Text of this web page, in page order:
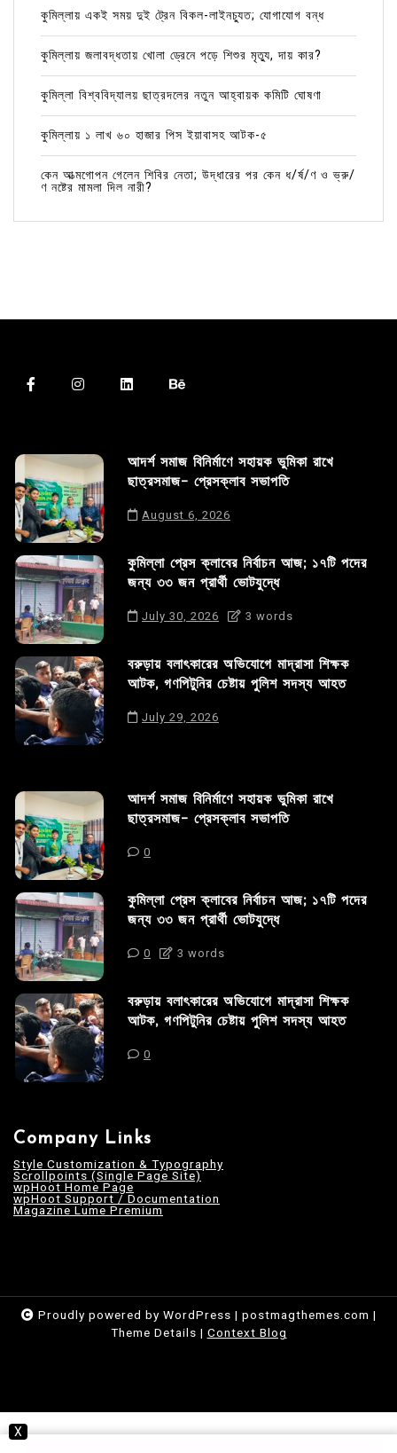
কুমিল্লায় একই সময় দুই ট্রেন বিকল-লাইনচ্যুত; যোগাযোগ বন্ধ
কুমিল্লায় জলাবদ্ধতায় খোলা ড্রেনে পড়ে শিশুর মৃত্যু, দায় কার?
কুমিল্লা বিশ্ববিদ্যালয় ছাত্রদলের নতুন আহ্বায়ক কমিটি ঘোষণা
কুমিল্লায় ১ লাখ ৬০ হাজার পিস ইয়াবাসহ আটক-৫
কেন আত্মগোপন গেলেন শিবির নেতা; উদ্ধারের পর কেন ধ/র্ষ/ণ ও ভ্রু/
ণ নষ্টের মামলা দিল নারী?
আদর্শ সমাজ বিনির্মাণে সহায়ক ভুমিকা রাখে
ছাত্রসমাজ- প্রেসক্লাব সভাপতি
August 6, 2026
কুমিল্লা প্রেস ক্লাবের নির্বাচন আজ; ১৭টি পদের
জন্য ৩৩ জন প্রার্থী ভোটযুদ্ধে
July 30, 2026 3 words
বরুড়ায় বলাৎকারের অভিযোগে মাদ্রাসা শিক্ষক
আটক, গণপিটুনির চেষ্টায় পুলিশ সদস্য আহত
July 29, 2026
আদর্শ সমাজ বিনির্মাণে সহায়ক ভুমিকা রাখে
ছাত্রসমাজ- প্রেসক্লাব সভাপতি
0
কুমিল্লা প্রেস ক্লাবের নির্বাচন আজ; ১৭টি পদের
জন্য ৩৩ জন প্রার্থী ভোটযুদ্ধে
0 3 words
বরুড়ায় বলাৎকারের অভিযোগে মাদ্রাসা শিক্ষক
আটক, গণপিটুনির চেষ্টায় পুলিশ সদস্য আহত
0
Company Links
Style Customization & Typography
Scrollpoints (Single Page Site)
wpHoot Home Page
wpHoot Support / Documentation
Magazine Lume Premium
Proudly powered by WordPress | postmagthemes.com |
Theme Details | Context Blog
X